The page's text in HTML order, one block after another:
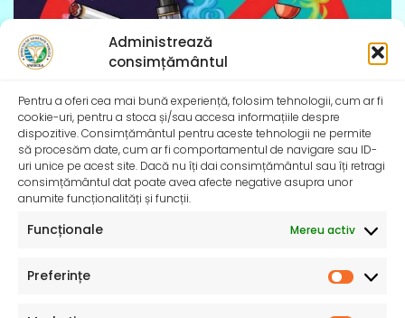
Administrează
consimțământul
Pentru a oferi cea mai bună experiență, folosim tehnologii, cum ar fi
cookie-uri, pentru a stoca și/sau accesa informațiile despre
dispozitive. Consimțământul pentru aceste tehnologii ne permite
să procesăm date, cum ar fi comportamentul de navigare sau ID-
uri unice pe acest site. Dacă nu îți dai consimțământul sau îți retragi
consimțământul dat poate avea afecte negative asupra unor
anumite funcționalități și funcții.
Funcționale Mereu activ
Preferințe
„Nu te lăsa indus în eroare de aromele atrăgătoare!”
Consumul de tutun reprezintă una dintre